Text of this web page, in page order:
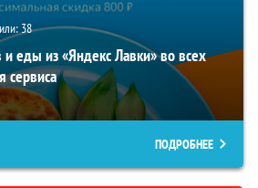
38
и еды из «Яндекс Лавки» во всех
сервиса
ПОДРОБНЕЕ